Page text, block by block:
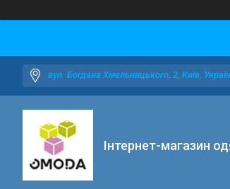
вул. Богдана Хмельницького, 2, Київ,
Інтернет-магазин